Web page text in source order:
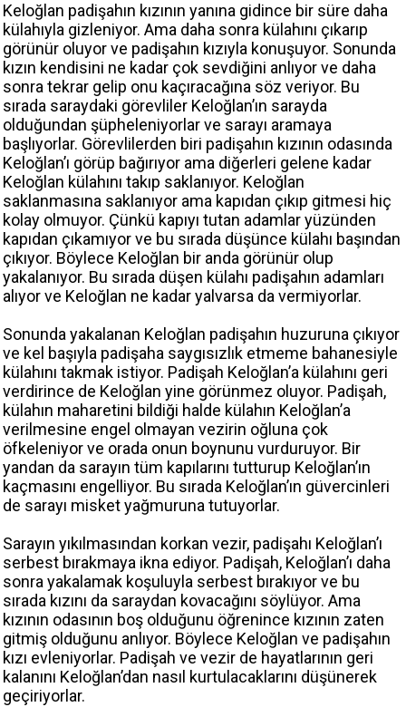
Keloğlan padişahın kızının yanına gidince bir süre daha
külahıyla gizleniyor. Ama daha sonra külahını çıkarıp
görünür oluyor ve padişahın kızıyla konuşuyor. Sonunda
kızın kendisini ne kadar çok sevdiğini anlıyor ve daha
sonra tekrar gelip onu kaçıracağına söz veriyor. Bu
sırada saraydaki görevliler Keloğlan’ın sarayda
olduğundan şüpheleniyorlar ve sarayı aramaya
başlıyorlar. Görevlilerden biri padişahın kızının odasında
Keloğlan’ı görüp bağırıyor ama diğerleri gelene kadar
Keloğlan külahını takıp saklanıyor. Keloğlan
saklanmasına saklanıyor ama kapıdan çıkıp gitmesi hiç
kolay olmuyor. Çünkü kapıyı tutan adamlar yüzünden
kapıdan çıkamıyor ve bu sırada düşünce külahı başından
çıkıyor. Böylece Keloğlan bir anda görünür olup
yakalanıyor. Bu sırada düşen külahı padişahın adamları
alıyor ve Keloğlan ne kadar yalvarsa da vermiyorlar.
Sonunda yakalanan Keloğlan padişahın huzuruna çıkıyor
ve kel başıyla padişaha saygısızlık etmeme bahanesiyle
külahını takmak istiyor. Padişah Keloğlan’a külahını geri
verdirince de Keloğlan yine görünmez oluyor. Padişah,
külahın maharetini bildiği halde külahın Keloğlan’a
verilmesine engel olmayan vezirin oğluna çok
öfkeleniyor ve orada onun boynunu vurduruyor. Bir
yandan da sarayın tüm kapılarını tutturup Keloğlan’ın
kaçmasını engelliyor. Bu sırada Keloğlan’ın güvercinleri
de sarayı misket yağmuruna tutuyorlar.
Sarayın yıkılmasından korkan vezir, padişahı Keloğlan’ı
serbest bırakmaya ikna ediyor. Padişah, Keloğlan’ı daha
sonra yakalamak koşuluyla serbest bırakıyor ve bu
sırada kızını da saraydan kovacağını söylüyor. Ama
kızının odasının boş olduğunu öğrenince kızının zaten
gitmiş olduğunu anlıyor. Böylece Keloğlan ve padişahın
kızı evleniyorlar. Padişah ve vezir de hayatlarının geri
kalanını Keloğlan’dan nasıl kurtulacaklarını düşünerek
geçiriyorlar.